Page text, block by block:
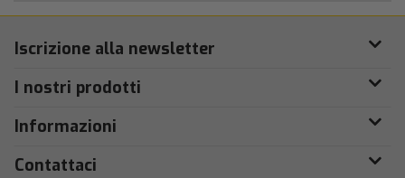
Iscrizione alla newsletter
I nostri prodotti
Informazioni
Contattaci